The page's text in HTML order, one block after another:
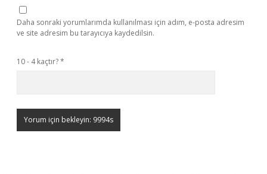
Daha sonraki yorumlarımda kullanılması için adım, e-posta adresim
ve site adresim bu tarayıcıya kaydedilsin.
10 - 4 kaçtır?*